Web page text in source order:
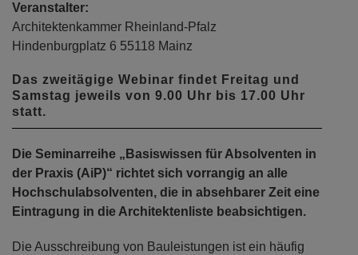
Veranstalter:
Architektenkammer Rheinland-Pfalz
Hindenburgplatz 6 55118 Mainz
Das zweitägige Webinar findet Freitag und
Samstag jeweils von 9.00 Uhr bis 17.00 Uhr
statt.
Die Seminarreihe „Basiswissen für Absolventen in
der Praxis (AiP)“ richtet sich vorrangig an alle
Hochschulabsolventen, die in absehbarer Zeit eine
Eintragung in die Architektenliste beabsichtigen.
Die Ausschreibung von Bauleistungen ist ein häufig